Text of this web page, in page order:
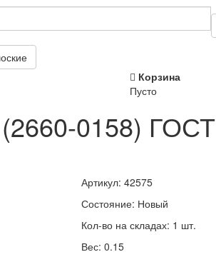
Корзина
Пусто
0158) ГОСТ
Артикул: 42575
Состояние: Новый
Кол-во на складах: 1 шт.
Вес: 0.15